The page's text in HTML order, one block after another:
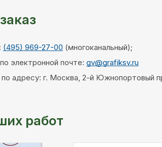
(495) 969-27-00 (многоканальный);
электронной почте: gv@grafiksv.ru
адресу: г. Москва, 2-й Южнопортовый
работ